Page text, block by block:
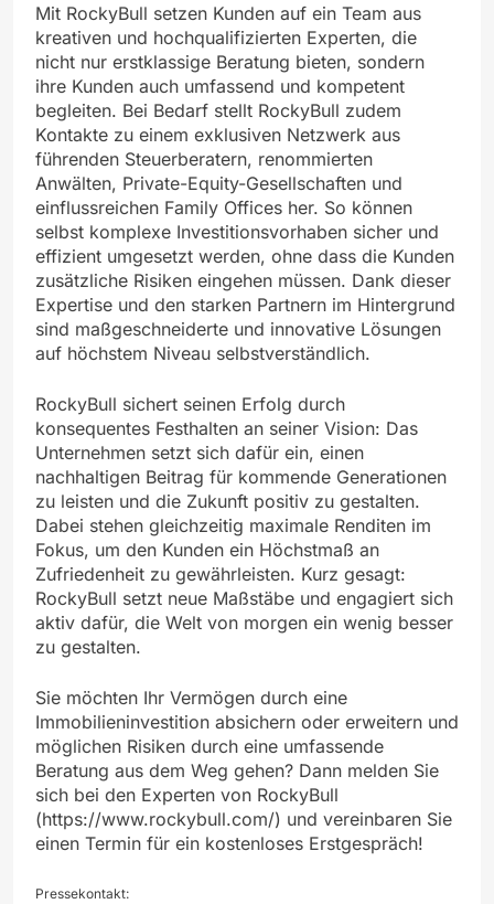
Mit RockyBull setzen Kunden auf ein Team aus
kreativen und hochqualifizierten Experten, die
nicht nur erstklassige Beratung bieten, sondern
ihre Kunden auch umfassend und kompetent
begleiten. Bei Bedarf stellt RockyBull zudem
Kontakte zu einem exklusiven Netzwerk aus
führenden Steuerberatern, renommierten
Anwälten, Private-Equity-Gesellschaften und
einflussreichen Family Offices her. So können
selbst komplexe Investitionsvorhaben sicher und
effizient umgesetzt werden, ohne dass die Kunden
zusätzliche Risiken eingehen müssen. Dank dieser
Expertise und den starken Partnern im Hintergrund
sind maßgeschneiderte und innovative Lösungen
auf höchstem Niveau selbstverständlich.
RockyBull sichert seinen Erfolg durch
konsequentes Festhalten an seiner Vision: Das
Unternehmen setzt sich dafür ein, einen
nachhaltigen Beitrag für kommende Generationen
zu leisten und die Zukunft positiv zu gestalten.
Dabei stehen gleichzeitig maximale Renditen im
Fokus, um den Kunden ein Höchstmaß an
Zufriedenheit zu gewährleisten. Kurz gesagt:
RockyBull setzt neue Maßstäbe und engagiert sich
aktiv dafür, die Welt von morgen ein wenig besser
zu gestalten.
Sie möchten Ihr Vermögen durch eine
Immobilieninvestition absichern oder erweitern und
möglichen Risiken durch eine umfassende
Beratung aus dem Weg gehen? Dann melden Sie
sich bei den Experten von RockyBull
(https://www.rockybull.com/) und vereinbaren Sie
einen Termin für ein kostenloses Erstgespräch!
Pressekontakt: